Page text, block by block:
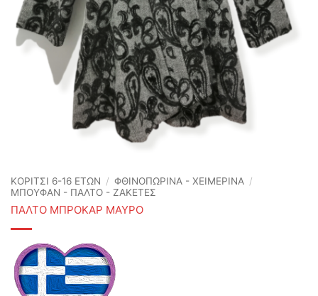
ΚΟΡΙΤΣΙ 6-16 ΕΤΩΝ / ΦΘΙΝΟΠΩΡΙΝΆ - ΧΕΙΜΕΡΙΝΆ /
ΜΠΟΥΦΑΝ - ΠΑΛΤΟ - ΖΑΚΕΤΕΣ
ΠΑΛΤΟ ΜΠΡΟΚΑΡ ΜΑΥΡΟ